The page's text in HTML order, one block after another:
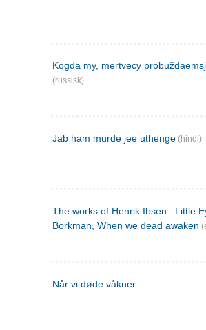
Kogda my, mertvecy
(russisk)
Jab ham murde jee uthenge (hindi)
The works of Henrik Ibsen : Little
Borkman, When we dead awaken
Når vi døde våkner